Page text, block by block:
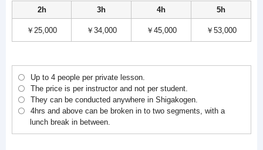
2h 3h 4h 5h
￥25,000 ￥34,000 ￥45,000 ￥53,000
Up to 4 people per private lesson.
The price is per instructor and not per student.
They can be conducted anywhere in Shigakogen.
4hrs and above can be broken in to two segments, with a
lunch break in between.